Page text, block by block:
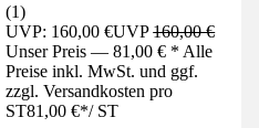
(1)
UVP: 160,00 €UVP160,00 €
Unser Preis — 81,00 € * Alle
Preise inkl. MwSt. und ggf.
zzgl. Versandkosten pro
ST81,00 €*/ ST